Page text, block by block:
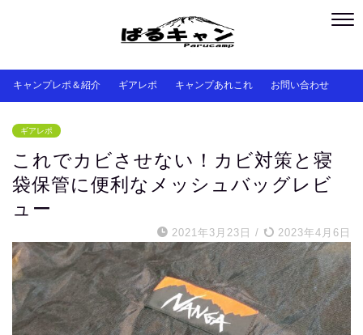
キャンプレポ＆紹介 ギアレポ キャンプあれこれ お問い合わせ
ギアレポ
これでカビさせない！カビ対策と寝
袋保管に便利なメッシュバッグレビ
ュー
2021年3月23日 / 2023年4月6日